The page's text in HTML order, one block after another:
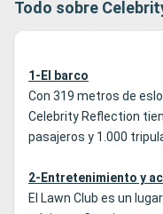
Todo sobre
1-El barco
Con 319 metros de
Celebrity Reflection
pasajeros y 1.000
2-Entretenimiento y
El Lawn Club es un